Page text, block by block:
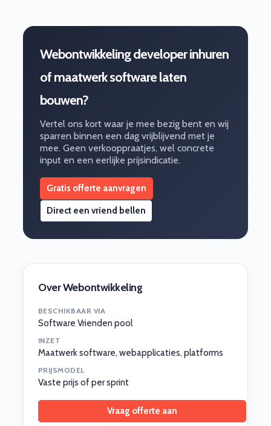
Webontwikkeling developer inhuren
of maatwerk software laten
bouwen?
Vertel ons kort waar je mee bezig bent en wij
sparren binnen een dag vrijblijvend met je
mee. Geen verkooppraatjes, wel concrete
input en een eerlijke prijsindicatie.
Gratis offerte aanvragen
Direct een vriend bellen
Over Webontwikkeling
BESCHIKBAAR VIA
Software Vrienden pool
INZET
Maatwerk software, webapplicaties, platforms
PRIJSMODEL
Vaste prijs of per sprint
Vraag offerte aan